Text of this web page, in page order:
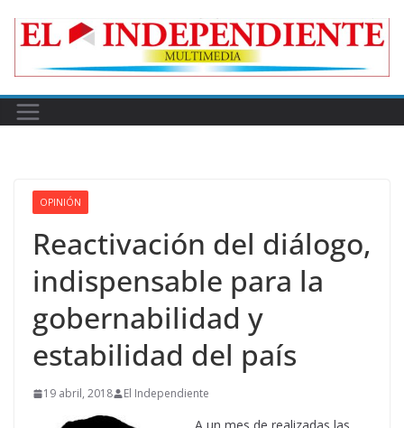
OPINIÓN
Reactivación del diálogo,
indispensable para la
gobernabilidad y
estabilidad del país
19 abril, 2018 El Independiente